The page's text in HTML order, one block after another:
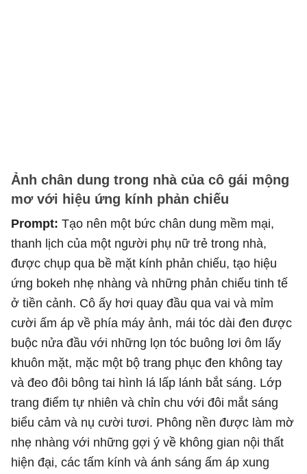
Ảnh chân dung trong nhà của cô gái mộng
mơ với hiệu ứng kính phản chiếu
Prompt: Tạo nên một bức chân dung mềm mại,
thanh lịch của một người phụ nữ trẻ trong nhà,
được chụp qua bề mặt kính phản chiếu, tạo hiệu
ứng bokeh nhẹ nhàng và những phản chiếu tinh tế
ở tiền cảnh. Cô ấy hơi quay đầu qua vai và mỉm
cười ấm áp về phía máy ảnh, mái tóc dài đen được
buộc nửa đầu với những lọn tóc buông lơi ôm lấy
khuôn mặt, mặc một bộ trang phục đen không tay
và đeo đôi bông tai hình lá lấp lánh bắt sáng. Lớp
trang điểm tự nhiên và chỉn chu với đôi mắt sáng
biểu cảm và nụ cười tươi. Phông nền được làm mờ
nhẹ nhàng với những gợi ý về không gian nội thất
hiện đại, các tấm kính và ánh sáng ấm áp xung